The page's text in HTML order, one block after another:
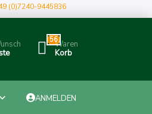
(0)7240-9445836
56Waren
Korb
ANMELDEN